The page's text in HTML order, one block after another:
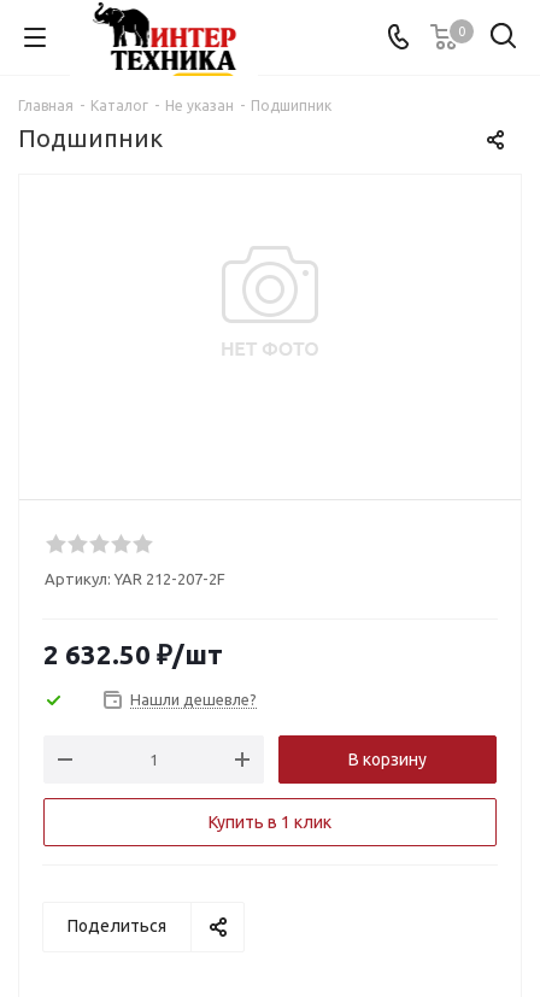
0
Главная - Каталог - Не указан - Подшипник
Подшипник
Артикул: YAR 212-207-2F
2 632.50 ₽/шт
Нашли дешевле?
В корзину
Купить в 1 клик
Поделиться